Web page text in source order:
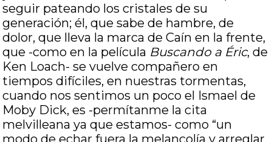
seguir pateando los cristales de su
generación; él, que sabe de hambre, de
dolor, que lleva la marca de Caín en la frente,
que -como en la película Buscando a Éric, de
Ken Loach- se vuelve compañero en
tiempos difíciles, en nuestras tormentas,
cuando nos sentimos un poco el Ismael de
Moby Dick, es -permítanme la cita
melvilleana ya que estamos- como “un
modo de echar fuera la melancolía y arreglar